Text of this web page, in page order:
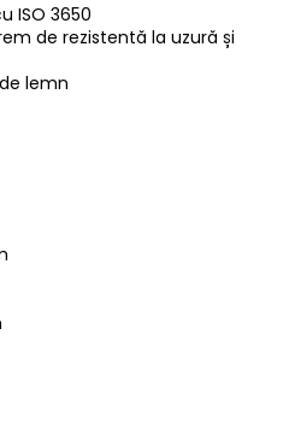
ISO 3650
de rezistentă la uzură și
lemn